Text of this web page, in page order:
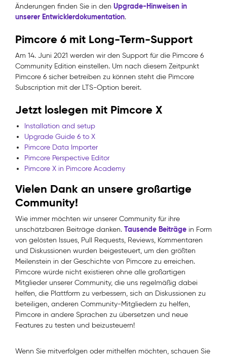
Änderungen finden Sie in den Upgrade-Hinweisen in
unserer Entwicklerdokumentation.
Pimcore 6 mit Long-Term-Support
Am 14. Juni 2021 werden wir den Support für die Pimcore 6
Community Edition einstellen. Um nach diesem Zeitpunkt
Pimcore 6 sicher betreiben zu können steht die Pimcore
Subscription mit der LTS-Option bereit.
Jetzt loslegen mit Pimcore X
Installation and setup
Upgrade Guide 6 to X
Pimcore Data Importer
Pimcore Perspective Editor
Pimcore X in Pimcore Academy
Vielen Dank an unsere großartige
Community!
Wie immer möchten wir unserer Community für ihre
unschätzbaren Beiträge danken. Tausende Beiträge in Form
von gelösten Issues, Pull Requests, Reviews, Kommentaren
und Diskussionen wurden beigesteuert, um den größten
Meilenstein in der Geschichte von Pimcore zu erreichen.
Pimcore würde nicht existieren ohne alle großartigen
Mitglieder unserer Community, die uns regelmäßig dabei
helfen, die Plattform zu verbessern, sich an Diskussionen zu
beteiligen, anderen Community-Mitgliedern zu helfen,
Pimcore in andere Sprachen zu übersetzen und neue
Features zu testen und beizusteuern!
Wenn Sie mitverfolgen oder mithelfen möchten, schauen Sie